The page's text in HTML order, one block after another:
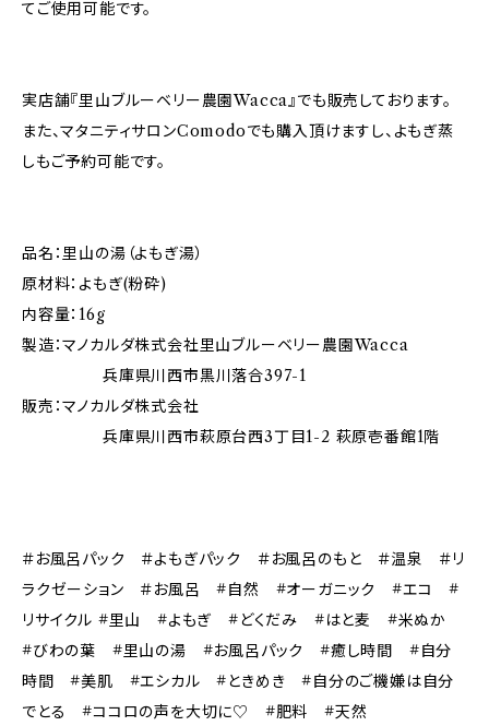
てご使用可能です。
実店舗『里山ブルーベリー農園Wacca』でも販売しております。
また、マタニティサロンComodoでも購入頂けますし、よもぎ蒸
しもご予約可能です。
品名：里山の湯（よもぎ湯）
原材料：よもぎ(粉砕)
内容量：16g
製造：マノカルダ株式会社里山ブルーベリー農園Wacca
兵庫県川西市黒川落合397-1
販売：マノカルダ株式会社
兵庫県川西市萩原台西3丁目1-2 萩原壱番館1階
＃お風呂パック ＃よもぎパック ＃お風呂のもと ＃温泉 ＃リ
ラクゼーション ＃お風呂 #自然 #オーガニック #エコ #
リサイクル #里山 #よもぎ #どくだみ #はと麦 #米ぬか
#びわの葉 #里山の湯 #お風呂パック #癒し時間 #自分
時間 #美肌 #エシカル #ときめき #自分のご機嫌は自分
でとる #ココロの声を大切に♡ #肥料 #天然